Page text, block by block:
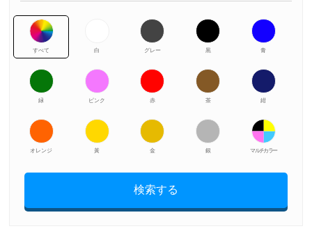
すべて 白 グレー 黒 青
緑 ピンク 赤 茶 紺
オレンジ 黃 金 銀 マルチカラー
検索する